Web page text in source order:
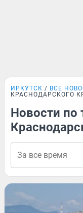
ИРКУТСК ВСЕ
КРАСНОДАРСКОГО
Новости по